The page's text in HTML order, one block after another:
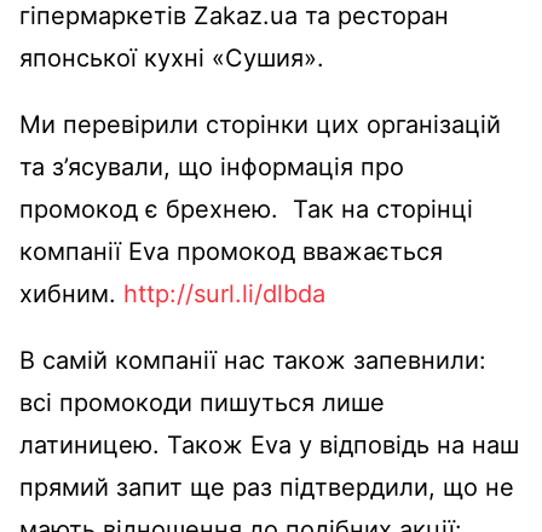
гіпермаркетів Zakaz.ua та ресторан
японської кухні «Сушия».
Ми перевірили сторінки цих організацій
та з’ясували, що інформація про
промокод є брехнею. Так на сторінці
компанії Eva промокод вважається
хибним. http://surl.li/dlbda
В самій компанії нас також запевнили:
всі промокоди пишуться лише
латиницею. Також Eva у відповідь на наш
прямий запит ще раз підтвердили, що не